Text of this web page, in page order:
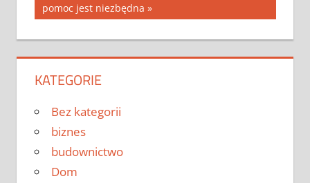
Post:
pomoc jest niezbędna
KATEGORIE
Bez kategorii
biznes
budownictwo
Dom